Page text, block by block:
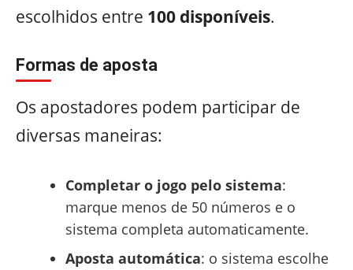
escolhidos entre 100 disponíveis.
Formas de aposta
Os apostadores podem participar de
diversas maneiras:
Completar o jogo pelo sistema:
marque menos de 50 números e o
sistema completa automaticamente.
Aposta automática: o sistema escolhe